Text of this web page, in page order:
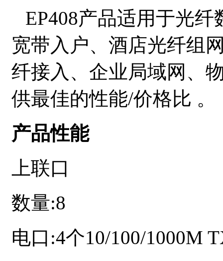
EP408产品适用于光
宽带入户、酒店光纤组
纤接入、企业局域网、
供最佳的性能/价格比 。
产品性能
上联口
数量:8
电口 :4个10/100/1000M